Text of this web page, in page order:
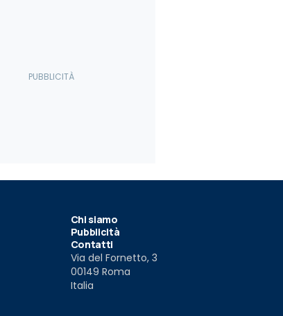
Chi siamo
Pubblicità
Contatti
Via del Fornetto, 3
00149 Roma
Italia